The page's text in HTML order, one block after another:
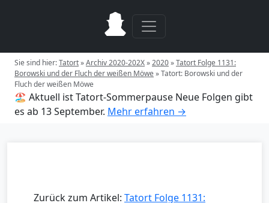
Sie sind hier:Tatort»Archiv 2020-202X»2020»Tatort Folge 1131:
Borowski und der Fluch der weißen Möwe»Tatort: Borowski und der
Fluch der weißen Möwe
🏖️ Aktuell ist Tatort-Sommerpause Neue Folgen gibt
es ab 13 September. Mehr erfahren →
Zurück zum Artikel: Tatort Folge 1131: